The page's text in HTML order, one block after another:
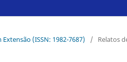
Extensão (ISSN: 1982-7687) / Relatos